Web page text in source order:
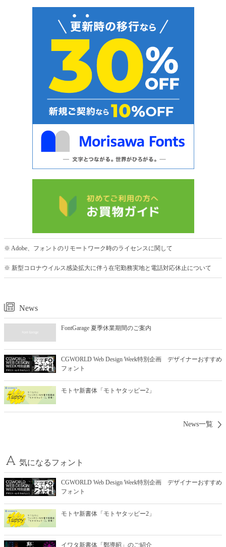
※ Adobe、フォントのリモートワーク時のライセンスに関して
※ 新型コロナウイルス感染拡大に伴う在宅勤務実地と電話対応休止について
News
FontGarage 夏季休業期間のご案内
CGWORLD Web Design Week特別企画 デザイナーおすすめ
フォント
モトヤ新書体「モトヤタッピー2」
News一覧
気になるフォント
CGWORLD Web Design Week特別企画 デザイナーおすすめ
フォント
モトヤ新書体「モトヤタッピー2」
イワタ新書体「鄭導昭」のご紹介